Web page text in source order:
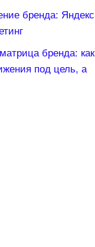
бренда: Яндекс
бренда: как
под цель, а